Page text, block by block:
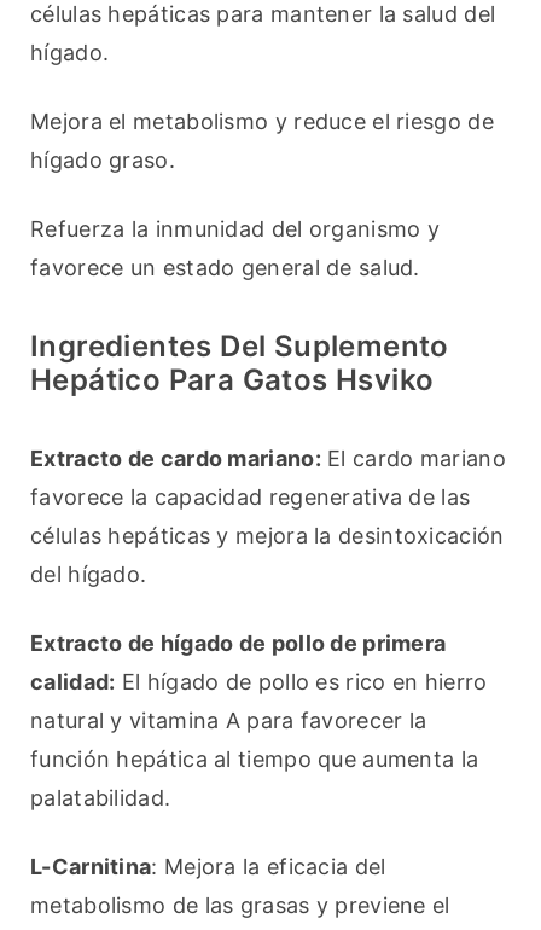
células hepáticas para mantener la salud del
hígado.
Mejora el metabolismo y reduce el riesgo de
hígado graso.
Refuerza la inmunidad del organismo y
favorece un estado general de salud.
Ingredientes Del Suplemento
Hepático Para Gatos Hsviko
Extracto de cardo mariano: El cardo mariano
favorece la capacidad regenerativa de las
células hepáticas y mejora la desintoxicación
del hígado.
Extracto de hígado de pollo de primera
calidad: El hígado de pollo es rico en hierro
natural y vitamina A para favorecer la
función hepática al tiempo que aumenta la
palatabilidad.
L-Carnitina: Mejora la eficacia del
metabolismo de las grasas y previene el